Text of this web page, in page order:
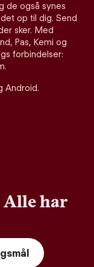
de også synes
op til dig. Send
sker. Med
Pas, Kemi og
forbindelser:
Android.
Alle har